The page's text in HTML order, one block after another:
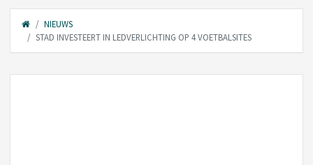
NIEUWS
STAD INVESTEERT IN LEDVERLICHTING OP 4 VOETBALSITES